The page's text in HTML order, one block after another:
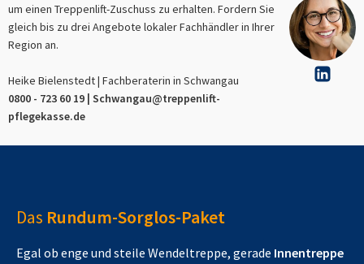
um einen Treppenlift-Zuschuss zu erhalten. Fordern Sie
gleich bis zu drei Angebote lokaler Fachhändler in Ihrer
Region an.
Heike Bielenstedt | Fachberaterin in Schwangau
0800 - 723 60 19 | Schwangau@treppenlift-
pflegekasse.de
Das Rundum-Sorglos-Paket
Egal ob enge und steile Wendeltreppe, gerade Innentreppe